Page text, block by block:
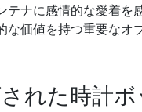
ナに感情的な愛着を
価値を持つ重要なオ
れた時計